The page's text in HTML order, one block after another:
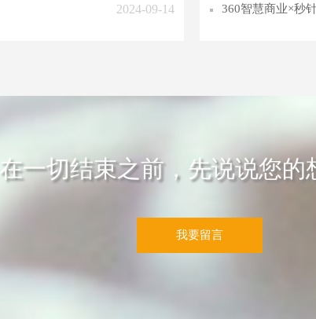
2024-09-14 360智慧商业×秒
在一切结束之前，先说说您的
我要留言